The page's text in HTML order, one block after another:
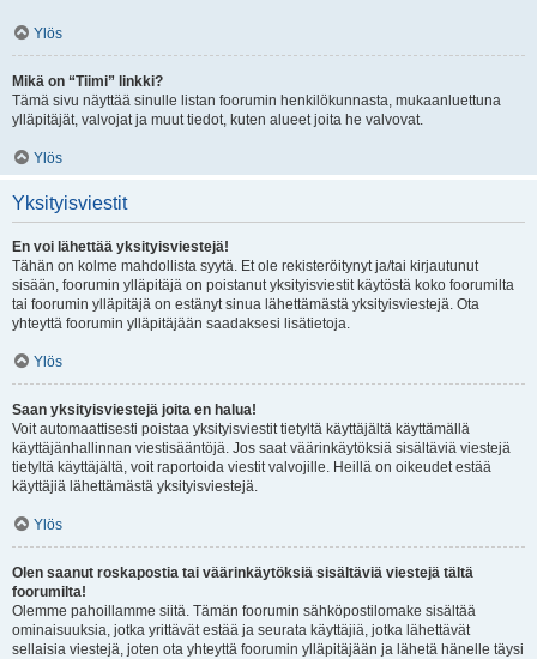
Ylös
Mikä on “Tiimi” linkki?
Tämä sivu näyttää sinulle listan foorumin henkilökunnasta, mukaanluettuna
ylläpitäjät, valvojat ja muut tiedot, kuten alueet joita he valvovat.
Ylös
Yksityisviestit
En voi lähettää yksityisviestejä!
Tähän on kolme mahdollista syytä. Et ole rekisteröitynyt ja/tai kirjautunut
sisään, foorumin ylläpitäjä on poistanut yksityisviestit käytöstä koko foorumilta
tai foorumin ylläpitäjä on estänyt sinua lähettämästä yksityisviestejä. Ota
yhteyttä foorumin ylläpitäjään saadaksesi lisätietoja.
Ylös
Saan yksityisviestejä joita en halua!
Voit automaattisesti poistaa yksityisviestit tietyltä käyttäjältä käyttämällä
käyttäjänhallinnan viestisääntöjä. Jos saat väärinkäytöksiä sisältäviä viestejä
tietyltä käyttäjältä, voit raportoida viestit valvojille. Heillä on oikeudet estää
käyttäjiä lähettämästä yksityisviestejä.
Ylös
Olen saanut roskapostia tai väärinkäytöksiä sisältäviä viestejä tältä
foorumilta!
Olemme pahoillamme siitä. Tämän foorumin sähköpostilomake sisältää
ominaisuuksia, jotka yrittävät estää ja seurata käyttäjiä, jotka lähettävät
sellaisia viestejä, joten ota yhteyttä foorumin ylläpitäjään ja lähetä hänelle täysi